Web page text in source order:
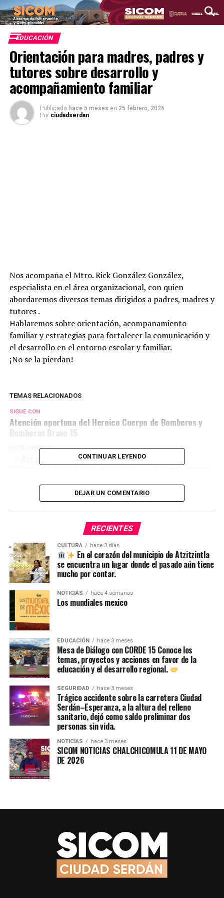
EDUCACIÓN
Orientación para madres, padres y
tutores sobre desarrollo y
acompañamiento familiar
Publicado hace 5 meses en 25 febrero, 2026
Por ciudadserdan
Nos acompaña el Mtro. Rick González González,
especialista en el área organizacional, con quien
abordaremos diversos temas dirigidos a padres, madres y
tutores ‍‍‍.
Hablaremos sobre orientación, acompañamiento
familiar y estrategias para fortalecer la comunicación y
el desarrollo en el entorno escolar y familiar.
¡No se la pierdan!
TEMAS RELACIONADOS
SIGUE CON
Atención oportuna del Heroico Cuerpo de Bomberos y
Bomberas Bravo 15
NO TE PIERDAS
Así celebramos el Día del Agrónomo en la
Universidad Tecnológica de Oriental
Nuestra comuni
CONTINUAR LEYENDO
DEJAR UN COMENTARIO
RECIENTES
CULTURA hace 3 días
En el corazón del municipio de Atzitzintla
se encuentra un lugar donde el pasado aún tiene
mucho por contar.
NOTICIAS hace 4 semanas
Los mundiales mexico
EDUCACIÓN hace 3 meses
Mesa de Diálogo con CORDE 15 Conoce los
temas, proyectos y acciones en favor de la
educación y el desarrollo regional.
SEGURIDAD hace 3 meses
Trágico accidente sobre la carretera Ciudad
Serdán–Esperanza, a la altura del relleno
sanitario, dejó como saldo preliminar dos
personas sin vida.
NOTICIAS hace 3 meses
SICOM NOTICIAS CHALCHICOMULA 11 DE MAYO
DE 2026